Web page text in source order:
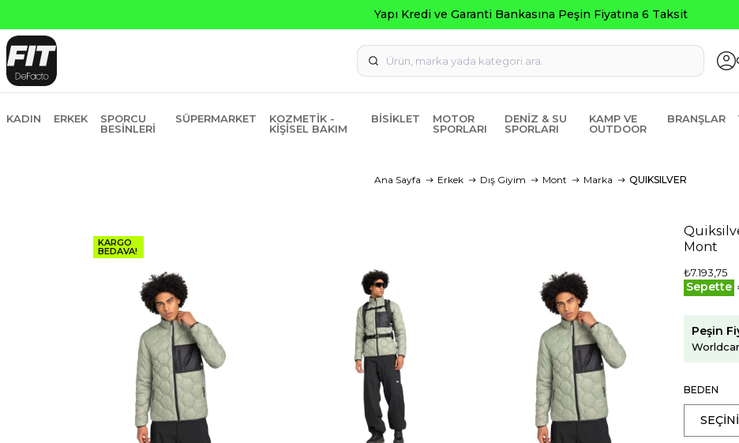
Seçili Ürünlerde ₺2000
KADIN ERKEK
SPORCU
BESINLERI
SÜPERMARKET
KOZMETIK -
KIŞISEL BAKIM
BISIKLET
MOTOR
SPORLARI
DENIZ & SU
SPORLARI
KAMP VE
OUTDOOR
BRANŞLAR
Ana Sayfa Erkek Dış Giyim Mont Marka QUIKSILVER
KARGO
BEDAVA!
Mont
₺7.193,75
Sepette
Peşin
BEDEN